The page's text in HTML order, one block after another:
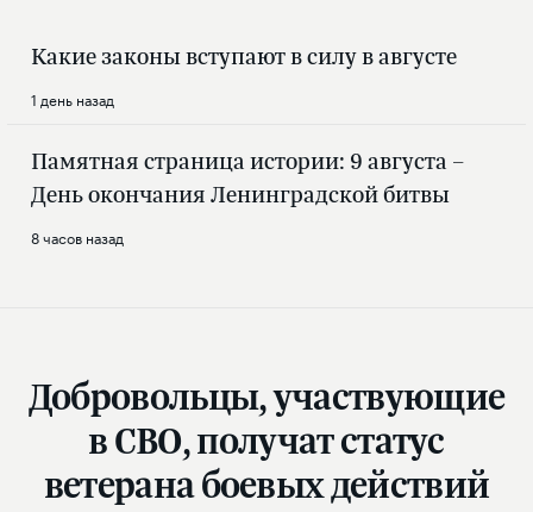
Какие законы вступают в силу в августе
1 день назад
Памятная страница истории: 9 августа –
День окончания Ленинградской битвы
8 часов назад
Добровольцы, участвующие
в СВО, получат статус
ветерана боевых действий